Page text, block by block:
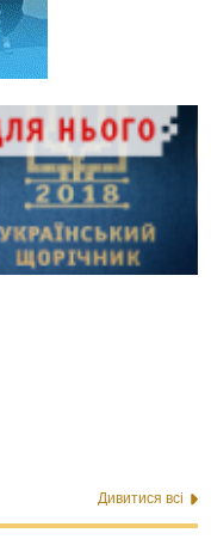
Дивитися всі